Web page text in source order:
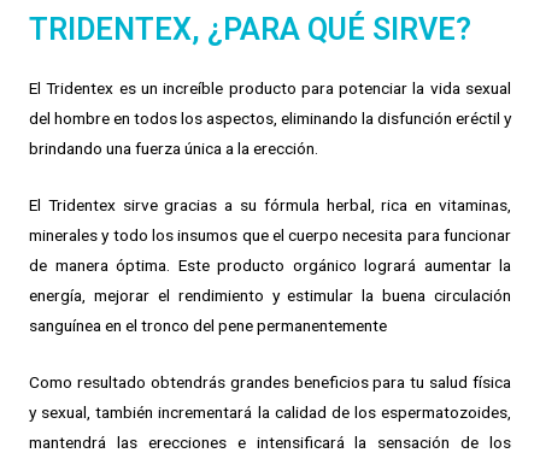
TRIDENTEX, ¿PARA QUÉ SIRVE?
El Tridentex es un increíble producto para potenciar la vida sexual
del hombre en todos los aspectos, eliminando la disfunción eréctil y
brindando una fuerza única a la erección.
El Tridentex sirve gracias a su fórmula herbal, rica en vitaminas,
minerales y todo los insumos que el cuerpo necesita para funcionar
de manera óptima. Este producto orgánico logrará aumentar la
energía, mejorar el rendimiento y estimular la buena circulación
sanguínea en el tronco del pene permanentemente
Como resultado obtendrás grandes beneficios para tu salud física
y sexual, también incrementará la calidad de los espermatozoides,
mantendrá las erecciones e intensificará la sensación de los